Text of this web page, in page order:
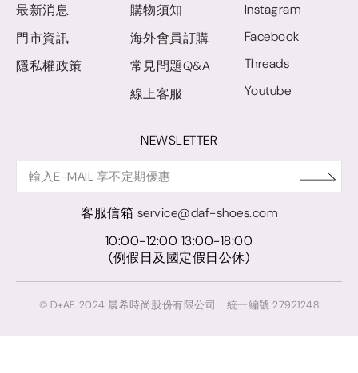
最新消息
門市資訊
隱私權政策
購物須知
海外會員訂購
常見問題Q&A
線上客服
Instagram
Facebook
Threads
Youtube
NEWSLETTER
客服信箱 service@daf-shoes.com
10:00-12:00 13:00-18:00
(例假日及國定假日公休)
© D+AF. 2024 晨希時尚股份有限公司｜統一編號 27921248